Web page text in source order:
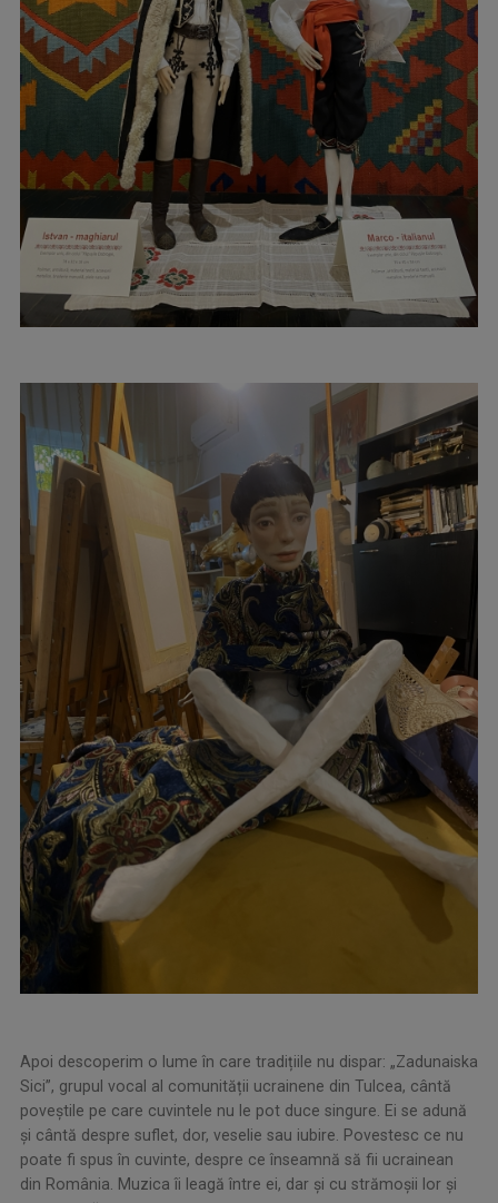
Apoi descoperim o lume în care tradițiile nu dispar: „Zadunaiska
Sici”, grupul vocal al comunității ucrainene din Tulcea, cântă
poveștile pe care cuvintele nu le pot duce singure. Ei se adună
și cântă despre suflet, dor, veselie sau iubire. Povestesc ce nu
poate fi spus în cuvinte, despre ce înseamnă să fii ucrainean
din România. Muzica îi leagă între ei, dar și cu strămoșii lor și